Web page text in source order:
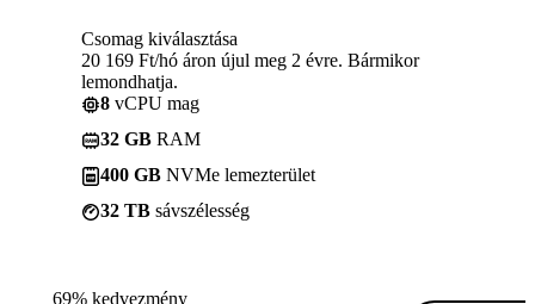
Csomag kiválasztása
20 169 Ft/hó áron újul meg 2 évre. Bármikor
lemondhatja.
8 vCPU mag
32 GB RAM
400 GB NVMe lemezterület
32 TB sávszélesség
69% kedvezmény